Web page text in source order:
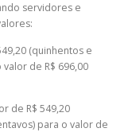
servidores e
(quinhentos e
de R$ 696,00
de R$ 549,20
para o valor de